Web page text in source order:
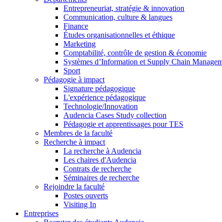
Entrepreneuriat, stratégie & innovation
Communication, culture & langues
Finance
Études organisationnelles et éthique
Marketing
Comptabilité, contrôle de gestion & économie
Systèmes d’Information et Supply Chain
Sport
Pédagogie à impact
Signature pédagogique
L'expérience pédagogique
Technologie/Innovation
Audencia Cases Study collection
Pédagogie et apprentissages pour TES
Membres de la faculté
Recherche à impact
La recherche à Audencia
Les chaires d'Audencia
Contrats de recherche
Séminaires de recherche
Rejoindre la faculté
Postes ouverts
Visiting In
Entreprises